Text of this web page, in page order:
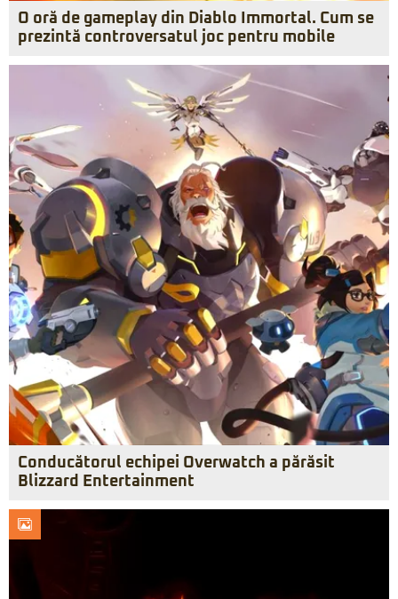
O oră de gameplay din Diablo Immortal. Cum se
prezintă controversatul joc pentru mobile
Conducătorul echipei Overwatch a părăsit
Blizzard Entertainment